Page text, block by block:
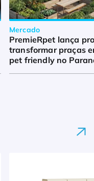
Mercado
PremieRpet lança
transformar praças
pet friendly no